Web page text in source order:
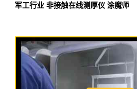
军工行业 非接触在线测厚仪 涂魔师